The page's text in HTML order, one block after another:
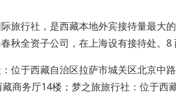
旅行社，是西藏本地外宾接待量最大
秋全资子公司，在上海设有接待处。8
位于西藏自治区拉萨市城关区北京中
商务厅14楼；梦之旅旅行社：位于西